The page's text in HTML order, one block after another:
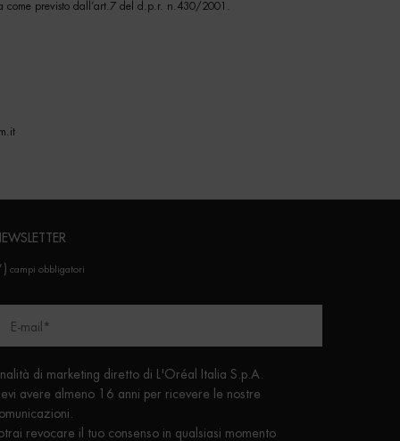
come previsto dall’art.7 del d.p.r. n.430/2001.
campi obbligatori
E-mail *
di marketing diretto di L'Oréal Italia S.p.A.
avere almeno 16 anni per ricevere le nostre
revocare il tuo consenso in qualsiasi momento